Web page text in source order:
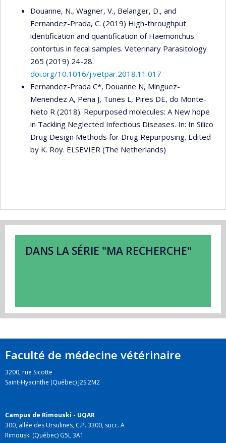
Douanne, N., Wagner, V., Belanger, D., and
Fernandez-Prada, C. (2019) High-throughput
identification and quantification of Haemonchus
contortus in fecal samples. Veterinary Parasitology
265 (2019) 24-28.
doi.org/10.1016/j.vetpar.2018.11.017
Fernandez-Prada C*, Douanne N, Minguez-
Menendez A, Pena J, Tunes L, Pires DE, do Monte-
Neto R (2018). Repurposed molecules: A New hope
in Tackling Neglected Infectious Diseases. In: In Silico
Drug Design Methods for Drug Repurposing. Edited
by K. Roy. ELSEVIER (The Netherlands)
DANS LA SÉRIE "MA RECHERCHE"
Faculté de médecine vétérinaire
3200, rue Sicotte
Saint-Hyacinthe (Québec) J2S 2M2
Campus de Rimouski - UQAR
300, allée des Ursulines, C.P. 3300, succ. A
Rimouski (Québec) G5L 3A1